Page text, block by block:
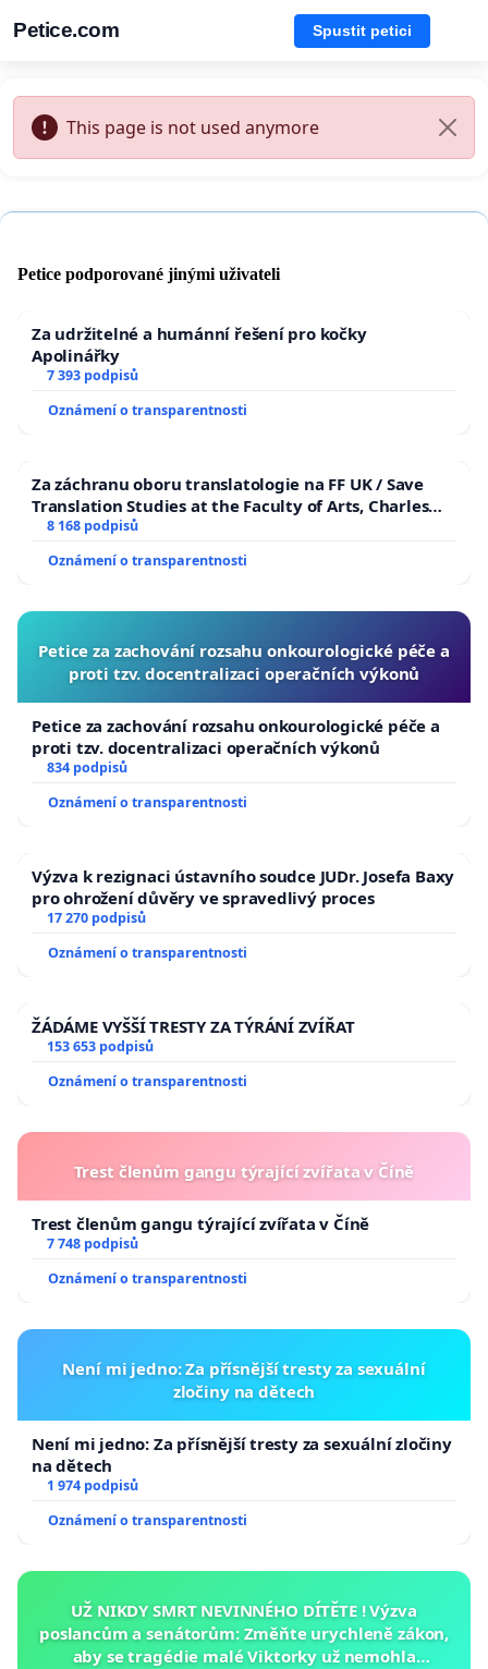
Petice.com Spustit petici
This page is not used anymore
Petice podporované jinými uživateli
Za udržitelné a humánní řešení pro kočky
Apolinářky
7 393 podpisů
Oznámení o transparentnosti
Za záchranu oboru translatologie na FF UK / Save
Translation Studies at the Faculty of Arts, Charles
University
8 168 podpisů
Oznámení o transparentnosti
Petice za zachování rozsahu onkourologické péče a
proti tzv. docentralizaci operačních výkonů
Petice za zachování rozsahu onkourologické péče a
proti tzv. docentralizaci operačních výkonů
834 podpisů
Oznámení o transparentnosti
Výzva k rezignaci ústavního soudce JUDr. Josefa Baxy
pro ohrožení důvěry ve spravedlivý proces
17 270 podpisů
Oznámení o transparentnosti
ŽÁDÁME VYŠŠÍ TRESTY ZA TÝRÁNÍ ZVÍŘAT
153 653 podpisů
Oznámení o transparentnosti
Trest členům gangu týrající zvířata v Číně
Trest členům gangu týrající zvířata v Číně
7 748 podpisů
Oznámení o transparentnosti
Není mi jedno: Za přísnější tresty za sexuální
zločiny na dětech
Není mi jedno: Za přísnější tresty za sexuální zločiny
na dětech
1 974 podpisů
Oznámení o transparentnosti
UŽ NIKDY SMRT NEVINNÉHO DÍTĚTE ! Výzva
poslancům a senátorům: Změňte urychleně zákon,
aby se tragédie malé Viktorky už nemohla